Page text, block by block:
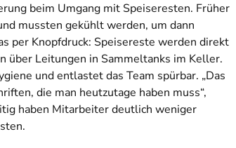
beim Umgang mit Speiseresten. Früher
mussten gekühlt werden, um dann
per Knopfdruck: Speisereste werden direkt
über Leitungen in Sammeltanks im Keller.
und entlastet das Team spürbar. „Das
die man heutzutage haben muss“,
haben Mitarbeiter deutlich weniger